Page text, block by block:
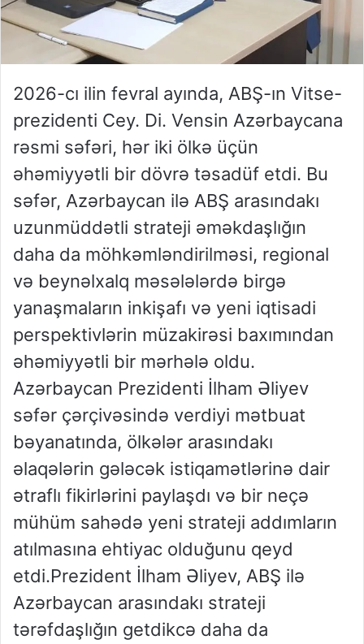
2026-cı ilin fevral ayında, ABŞ-ın Vitse-
prezidenti Cey. Di. Vensin Azərbaycana
rəsmi səfəri, hər iki ölkə üçün
əhəmiyyətli bir dövrə təsadüf etdi. Bu
səfər, Azərbaycan ilə ABŞ arasındakı
uzunmüddətli strateji əməkdaşlığın
daha da möhkəmləndirilməsi, regional
və beynəlxalq məsələlərdə birgə
yanaşmaların inkişafı və yeni iqtisadi
perspektivlərin müzakirəsi baxımından
əhəmiyyətli bir mərhələ oldu.
Azərbaycan Prezidenti İlham Əliyev
səfər çərçivəsində verdiyi mətbuat
bəyanatında, ölkələr arasındakı
əlaqələrin gələcək istiqamətlərinə dair
ətraflı fikirlərini paylaşdı və bir neçə
mühüm sahədə yeni strateji addımların
atılmasına ehtiyac olduğunu qeyd
etdi.Prezident İlham Əliyev, ABŞ ilə
Azərbaycan arasındakı strateji
tərəfdaşlığın getdikcə daha da